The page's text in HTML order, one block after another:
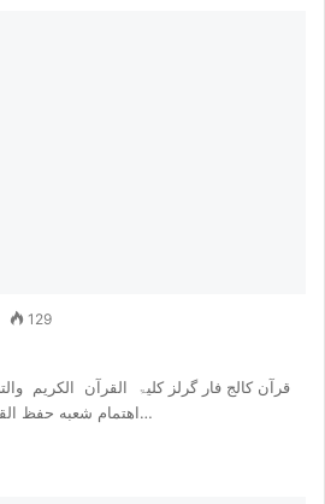
129
قرآن کالج فار گرلز کلیۃ القرآن الکریم
اهتمام شعبه حفظ القرآن الکریم میں پرائمری پاس…